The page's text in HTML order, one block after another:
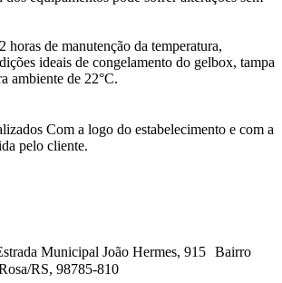
horas de manutenção da temperatura,
ideais de congelamento do gelbox, tampa
ambiente de 22°C.
Com a logo do estabelecimento e com a
pelo cliente.
Municipal João Hermes, 915 Bairro
RS, 98785-810